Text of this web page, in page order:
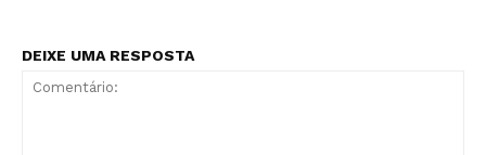
DEIXE UMA RESPOSTA